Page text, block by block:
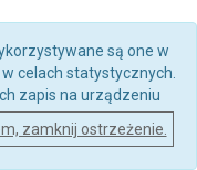
są one w
celach statystycznych.
zapis na urządzeniu
zamknij ostrzeżenie.